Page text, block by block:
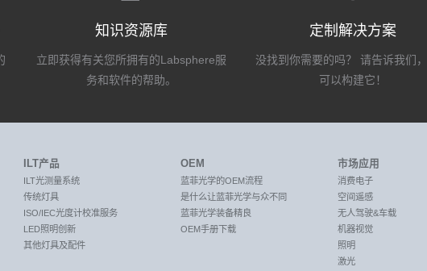
知识资源库
立即获得有关您所拥有的Labsphere服
务和软件的帮助。
定制解决方案
没找到你需要的吗？ 请告诉我们
可以构建它！
ILT产品
ILT光测量系统
传统灯具
ISO/IEC光度计校准服务
LED照明创新
其他灯具及配件
OEM
蓝菲光学的OEM流程
是什么让蓝菲光学与众不同
蓝菲光学装备精良
OEM手册下载
市场应用
消费电子
空间遥感
无人驾驶&车载
机器视觉
照明
激光